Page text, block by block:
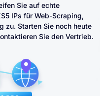
Sie auf echte
IPs für Web-Scraping,
zu. Starten Sie noch heute
Sie den Vertrieb.